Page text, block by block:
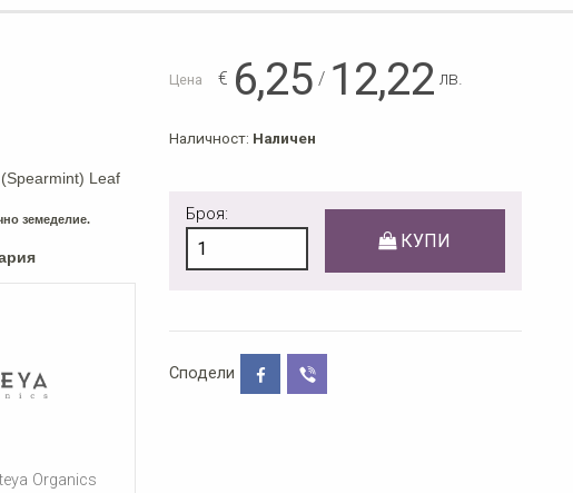
Leaf
земеделие.
Organics
Цена € 6,25 / 12,22 лв.
Наличност: Наличен
Броя:
КУПИ
Сподели